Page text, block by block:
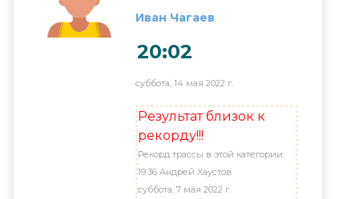
Иван Чагаев
20:02
суббота, 14 мая 2022 г.
Результат близок к
рекорду!!!
Рекорд трассы в этой категории:
19:36 Андрей Хаустов
суббота, 7 мая 2022 г.